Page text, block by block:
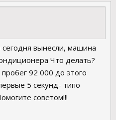
вынесли, машина
Что делать?
92 000 до этого
5 секунд- типо
советом!!!